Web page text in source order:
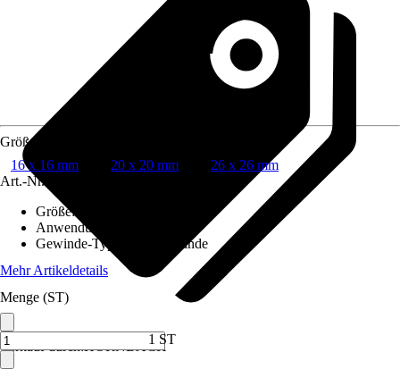
Verkauf durch:HORNBACH
Größe
16 x 16 mm
20 x 20 mm
26 x 26 mm
Art.-Nr.
Größe:
Anwendung
Gewinde-Typ
Ohne Gewinde
Mehr Artikeldetails
Menge (ST)
1 ST